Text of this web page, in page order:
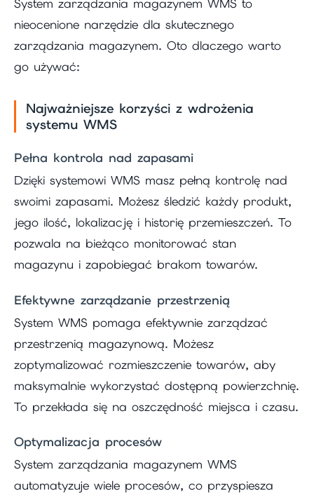
System zarządzania magazynem WMS to
nieocenione narzędzie dla skutecznego
zarządzania magazynem. Oto dlaczego warto
go używać:
Najważniejsze korzyści z wdrożenia
systemu WMS
Pełna kontrola nad zapasami
Dzięki systemowi WMS masz pełną kontrolę nad
swoimi zapasami. Możesz śledzić każdy produkt,
jego ilość, lokalizację i historię przemieszczeń. To
pozwala na bieżąco monitorować stan
magazynu i zapobiegać brakom towarów.
Efektywne zarządzanie przestrzenią
System WMS pomaga efektywnie zarządzać
przestrzenią magazynową. Możesz
zoptymalizować rozmieszczenie towarów, aby
maksymalnie wykorzystać dostępną powierzchnię.
To przekłada się na oszczędność miejsca i czasu.
Optymalizacja procesów
System zarządzania magazynem WMS
automatyzuje wiele procesów, co przyspiesza